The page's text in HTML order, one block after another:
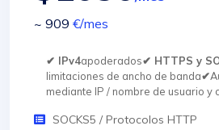
~ 909 €/mes
✔ IPv4apoderados✔ HTTPS y
limitaciones de ancho de banda✔
mediante IP / nombre de usuario y
SOCKS5 / Protocolos HTTP